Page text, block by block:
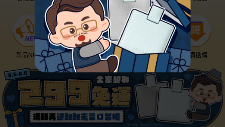
新品NEW 優惠神券 美幣回饋 降價搶購